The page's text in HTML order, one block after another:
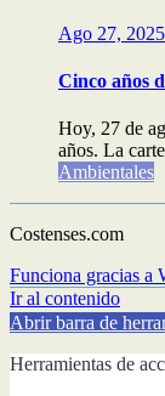
Ago 27, 2025
Cinco años
Hoy, 27 de
años. La
Ambientales
Costenses.com
Funciona gracias a
Ir al contenido
Abrir barra de
Herramientas de